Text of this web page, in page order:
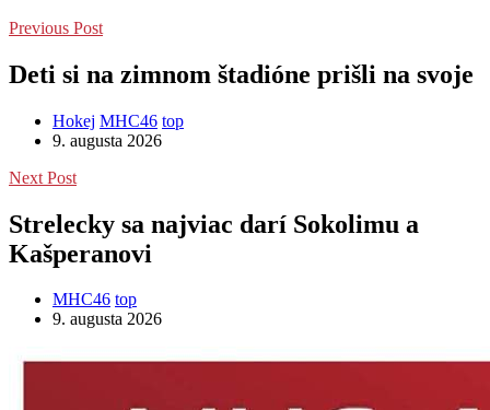
Previous Post
Deti si na zimnom štadióne prišli na svoje
Hokej MHC46 top
9. augusta 2026
Next Post
Strelecky sa najviac darí Sokolimu a
Kašperanovi
MHC46 top
9. augusta 2026